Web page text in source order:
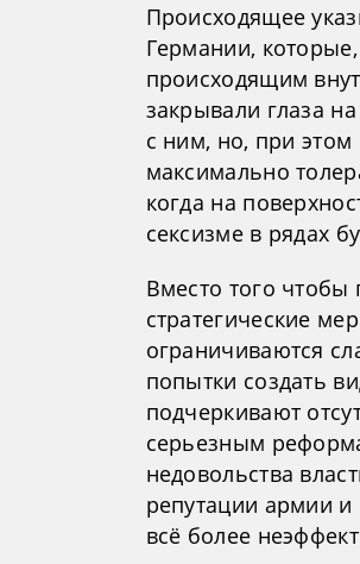
Происходящее
Германии,
происходящим
закрывали глаза
с ним, но, при этом
максимально
когда на
сексизме в рядах
Вместо того
стратегические
ограничиваются
попытки создать
подчеркивают
серьезным
недовольства
репутации армии и
всё более